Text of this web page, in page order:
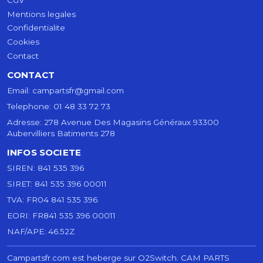
Mentions legales
Confidentialite
Cookies
Contact
CONTACT
Email: campartsfr@gmail.com
Telephone: 01 48 33 72 73
Adresse: 278 Avenue Des Magasins Généraux 93300
Aubervilliers Batiments 278
INFOS SOCIETE
SIREN: 841 535 396
SIRET: 841 535 396 00011
TVA: FR04 841 535 396
EORI: FR841 535 396 00011
NAF/APE: 46.52Z
Campartsfr.com est heberge sur O2Switch. CAM PARTS